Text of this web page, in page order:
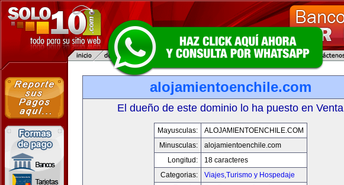
alojamientoenchile.com
El dueño de este dominio lo ha puesto en Venta
Mayusculas:
ALOJAMIENTOENCHILE.COM
Minusculas:
alojamientoenchile.com
Longitud:
18 caracteres
Categorias:
Viajes,Turismo y Hospedaje